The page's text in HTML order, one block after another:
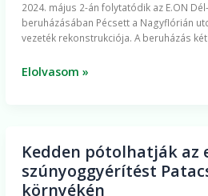
2024. május 2-án folytatódik az E.ON
beruházásában Pécsett a Nagyflórián
vezeték rekonstrukciója. A beruházás két
munkálatok
a
utcában
Elolvasom »
Kedden pótolhatják az
szúnyoggyérítést
környékén
Kedden
pótolhatják
az